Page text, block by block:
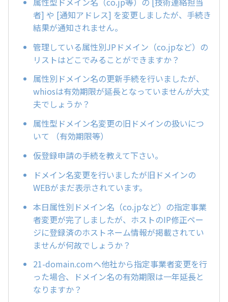
者] や [通知アドレス] を変更しましたが、手続き
結果が通知されません。
管理している属性別JPドメイン（co.jpなど）の
リストはどこでみることができますか？
属性別ドメイン名の更新手続を行いましたが、
whiosは有効期限が延長となっていませんが大丈
夫でしょうか？
属性型ドメイン名変更の旧ドメインの扱いにつ
いて （有効期限等）
仮登録申請の手続を教えて下さい。
ドメイン名変更を行いましたが旧ドメインの
WEBがまだ表示されています。
本日属性別ドメイン名（co.jpなど）の指定事業
者変更が完了しましたが、ホストのIP修正ペー
ジに登録済のホストネーム情報が掲載されてい
ませんが何故でしょうか？
21-domain.comへ他社から指定事業者変更を行
った場合、ドメイン名の有効期限は一年延長と
なりますか？